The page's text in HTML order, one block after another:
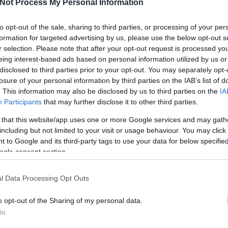
Process My Personal Information
opt-out of the sale, sharing to third parties, or processing of your
for targeted advertising by us, please use the below opt-out
selection. Please note that after your opt-out request is processed
interest-based ads based on personal information utilized by us
to third parties prior to your opt-out. You may separately
of your personal information by third parties on the IAB’s list of
This information may also be disclosed by us to third parties on the
Participants that may further disclose it to other third parties.
that this website/app uses one or more Google services and may
but not limited to your visit or usage behaviour. You may
to Google and its third-party tags to use your data for below
consent section.
Data Processing Opt Outs
opt-out of the Sharing of my personal data.
demokrácia szabályaihoz. Szereztek
alapot a hatalomhoz. Lavíroznak,
lavíroztak a nagy tengeren, hogy mi
magyarok, ha…
Tovább
komment
2026. február 11. írta:Lélekszerelő, MAGYART
Félelemkeltés, a hatalom
eszköze - háborúval
riogatás, az félelemkeltés
Ezt az írást júliusban kezdtem el írni.
Nagyon népszerű ez e kérdés
azt se mondhatjuk, hogy ez egy légből